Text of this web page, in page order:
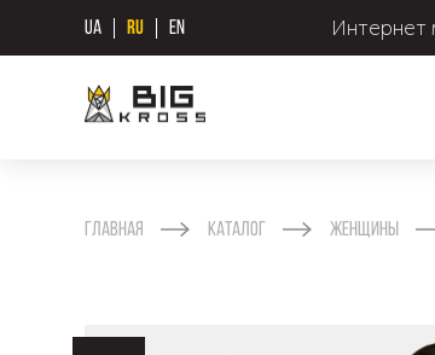
UA RU EN Интернет
Главная Каталог Женщины